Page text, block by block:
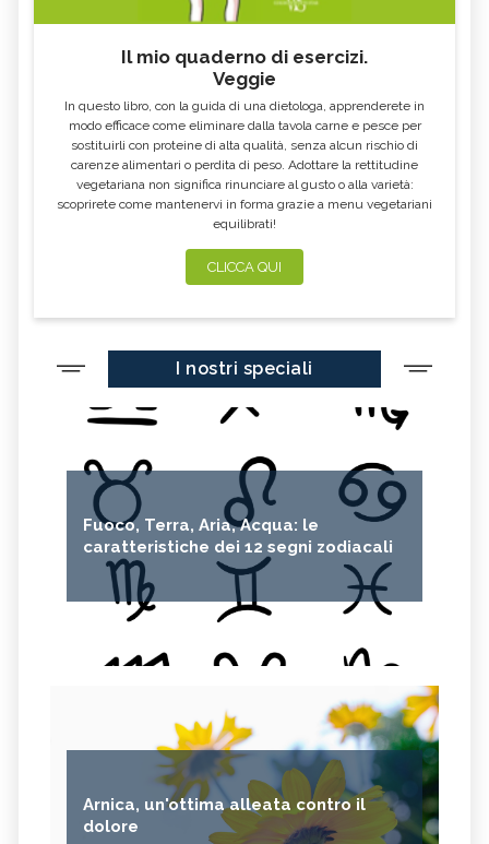
Il mio quaderno di esercizi.
Veggie
In questo libro, con la guida di una dietologa, apprenderete in
modo efficace come eliminare dalla tavola carne e pesce per
sostituirli con proteine di alta qualità, senza alcun rischio di
carenze alimentari o perdita di peso. Adottare la rettitudine
vegetariana non significa rinunciare al gusto o alla varietà:
scoprirete come mantenervi in forma grazie a menu vegetariani
equilibrati!
CLICCA QUI
I nostri speciali
Fuoco, Terra, Aria, Acqua: le
caratteristiche dei 12 segni zodiacali
Arnica, un'ottima alleata contro il
dolore